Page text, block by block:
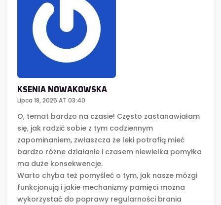
KSENIA NOWAKOWSKA
Lipca 18, 2025 AT 03:40
O, temat bardzo na czasie! Często zastanawiałam
się, jak radzić sobie z tym codziennym
zapominaniem, zwłaszcza że leki potrafią mieć
bardzo różne działanie i czasem niewielka pomyłka
ma duże konsekwencje.
Warto chyba też pomyśleć o tym, jak nasze mózgi
funkcjonują i jakie mechanizmy pamięci można
wykorzystać do poprawy regularności brania